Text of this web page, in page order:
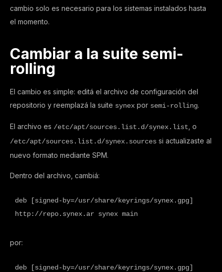
cambio solo es necesario para los sistemas instalados hasta
el momento.
Cambiar a la suite semi-
rolling
El cambio es simple: editá el archivo de configuración del
repositorio y reemplazá la suite synex por semi-rolling.
El archivo es /etc/apt/sources.list.d/synex.list , o
/etc/apt/sources.list.d/synex.sources si actualizaste al
nuevo formato mediante SPM.
Dentro del archivo, cambiá:
deb [signed-by=/usr/share/keyrings/synex.gpg]
http://repo.synex.ar synex main
por:
deb [signed-by=/usr/share/keyrings/synex.gpg]